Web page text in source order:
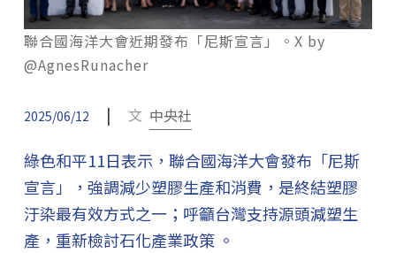
聯合國海洋大會近期發布「尼斯宣言」。X by
@AgnesRunacher
2025/06/12 | 文 中央社
綠色和平11日表示，聯合國海洋大會發布「尼斯
宣言」，強調減少塑膠生產和消費，是終結塑膠
汙染最有效方式之一；呼籲台灣支持源頭減塑生
產，重新檢討石化產業政策 。